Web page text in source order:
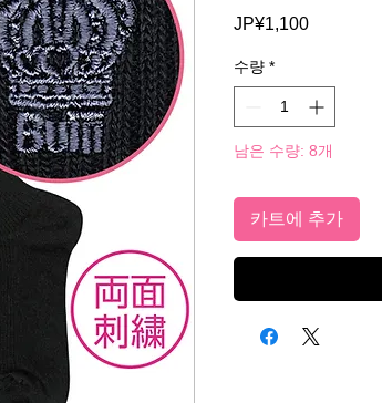
JP¥1,100가
수량 *
남은 수량: 8개
카트에 추가